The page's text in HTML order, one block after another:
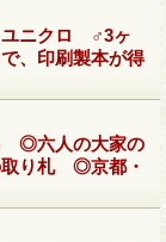
ニクロ ♂3ヶ
、印刷製本が得
◎六人の大家の
取り札 ◎京都・